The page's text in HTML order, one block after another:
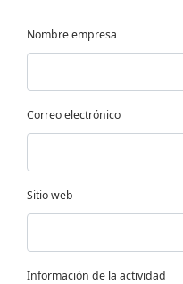
Nombre empresa
Correo electrónico
Sitio web
Información de la actividad